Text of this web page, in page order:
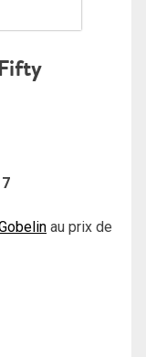
au prix de